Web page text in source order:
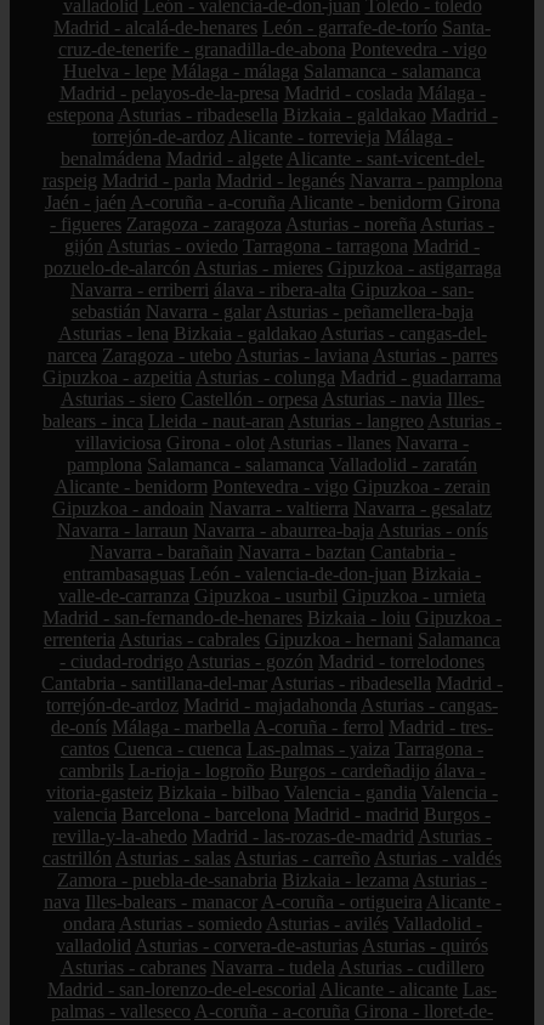
valladolid León - valencia-de-don-juan Toledo - toledo
Madrid - alcalá-de-henares León - garrafe-de-torío Santa-
cruz-de-tenerife - granadilla-de-abona Pontevedra - vigo
Huelva - lepe Málaga - málaga Salamanca - salamanca
Madrid - pelayos-de-la-presa Madrid - coslada Málaga -
estepona Asturias - ribadesella Bizkaia - galdakao Madrid -
torrejón-de-ardoz Alicante - torrevieja Málaga -
benalmádena Madrid - algete Alicante - sant-vicent-del-
raspeig Madrid - parla Madrid - leganés Navarra - pamplona
Jaén - jaén A-coruña - a-coruña Alicante - benidorm Girona
- figueres Zaragoza - zaragoza Asturias - noreña Asturias -
gijón Asturias - oviedo Tarragona - tarragona Madrid -
pozuelo-de-alarcón Asturias - mieres Gipuzkoa - astigarraga
Navarra - erriberri álava - ribera-alta Gipuzkoa - san-
sebastián Navarra - galar Asturias - peñamellera-baja
Asturias - lena Bizkaia - galdakao Asturias - cangas-del-
narcea Zaragoza - utebo Asturias - laviana Asturias - parres
Gipuzkoa - azpeitia Asturias - colunga Madrid - guadarrama
Asturias - siero Castellón - orpesa Asturias - navia Illes-
balears - inca Lleida - naut-aran Asturias - langreo Asturias -
villaviciosa Girona - olot Asturias - llanes Navarra -
pamplona Salamanca - salamanca Valladolid - zaratán
Alicante - benidorm Pontevedra - vigo Gipuzkoa - zerain
Gipuzkoa - andoain Navarra - valtierra Navarra - gesalatz
Navarra - larraun Navarra - abaurrea-baja Asturias - onís
Navarra - barañain Navarra - baztan Cantabria -
entrambasaguas León - valencia-de-don-juan Bizkaia -
valle-de-carranza Gipuzkoa - usurbil Gipuzkoa - urnieta
Madrid - san-fernando-de-henares Bizkaia - loiu Gipuzkoa -
errenteria Asturias - cabrales Gipuzkoa - hernani Salamanca
- ciudad-rodrigo Asturias - gozón Madrid - torrelodones
Cantabria - santillana-del-mar Asturias - ribadesella Madrid -
torrejón-de-ardoz Madrid - majadahonda Asturias - cangas-
de-onís Málaga - marbella A-coruña - ferrol Madrid - tres-
cantos Cuenca - cuenca Las-palmas - yaiza Tarragona -
cambrils La-rioja - logroño Burgos - cardeñadijo álava -
vitoria-gasteiz Bizkaia - bilbao Valencia - gandia Valencia -
valencia Barcelona - barcelona Madrid - madrid Burgos -
revilla-y-la-ahedo Madrid - las-rozas-de-madrid Asturias -
castrillón Asturias - salas Asturias - carreño Asturias - valdés
Zamora - puebla-de-sanabria Bizkaia - lezama Asturias -
nava Illes-balears - manacor A-coruña - ortigueira Alicante -
ondara Asturias - somiedo Asturias - avilés Valladolid -
valladolid Asturias - corvera-de-asturias Asturias - quirós
Asturias - cabranes Navarra - tudela Asturias - cudillero
Madrid - san-lorenzo-de-el-escorial Alicante - alicante Las-
palmas - valleseco A-coruña - a-coruña Girona - lloret-de-